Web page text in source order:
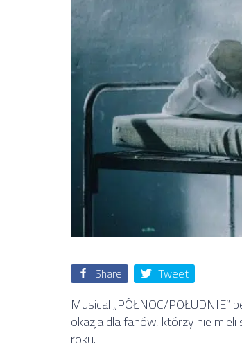
Share Tweet
Musical „PÓŁNOC/POŁUDNIE”
okazja dla fanów, którzy nie
roku.